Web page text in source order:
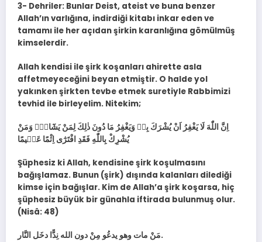
3- Dehriler: Bunlar Deist, ateist ve buna benzer
Allah’ın varlığına, indirdiği kitabı inkar eden ve
tamamı ile her açıdan şirkin karanlığına gömülmüş
kimselerdir.
Allah kendisi ile şirk koşanları ahirette asla
affetmeyeceğini beyan etmiştir. O halde yol
yakınken şirkten tevbe etmek suretiyle Rabbimizi
tevhid ile birleyelim. Nitekim;
اِنَّ اللّٰهَ لَا يَغْفِرُ اَنْ يُشْرَكَ بِه۪ وَيَغْفِرُ مَا دُونَ ذٰلِكَ لِمَنْ يَشَٓاءُۚ وَمَنْ
يُشْرِكْ بِاللّٰهِ فَقَدِ افْتَرٰٓى اِثْمًا عَظ۪يمًا
Şüphesiz ki Allah, kendisine şirk koşulmasını
bağışlamaz. Bunun (şirk) dışında kalanları dilediği
kimse için bağışlar. Kim de Allah’a şirk koşarsa, hiç
şüphesiz büyük bir günahla iftirada bulunmuş olur.
(Nisâ: 48)
مَنْ مات وهو يدعُو مِنْ دون الله نِدًّا دخَل النَّار.